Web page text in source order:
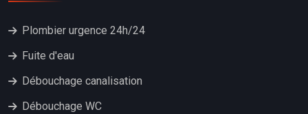
Plombier urgence 24h/24
Fuite d'eau
Débouchage canalisation
Débouchage WC